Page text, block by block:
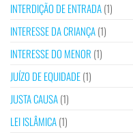
INTERDIÇÃO DE ENTRADA(1)
INTERESSE DA CRIANÇA(1)
INTERESSE DO MENOR (1)
JUÍZO DE EQUIDADE(1)
JUSTA CAUSA(1)
LEI ISLÂMICA(1)